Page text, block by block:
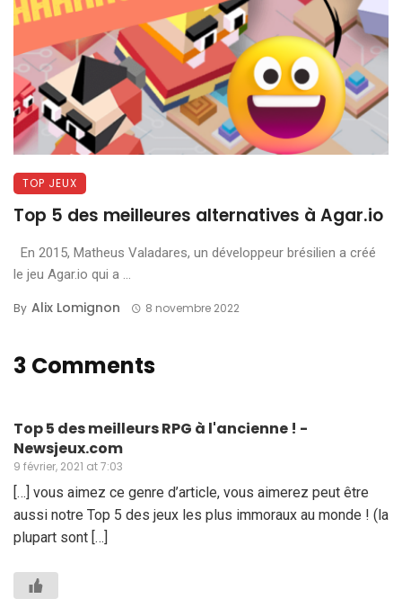
TOP JEUX
Top 5 des meilleures alternatives à Agar.io
En 2015, Matheus Valadares, un développeur brésilien a créé
le jeu Agar.io qui a ...
By Alix Lomignon 8 novembre 2022
3 Comments
Top 5 des meilleurs RPG à l'ancienne ! -
Newsjeux.com
9 février, 2021 at 7:03
[…] vous aimez ce genre d’article, vous aimerez peut être
aussi notre Top 5 des jeux les plus immoraux au monde ! (la
plupart sont […]